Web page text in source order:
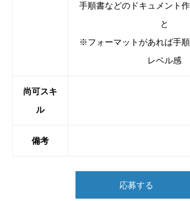
手順書などのドキュメント
と
※フォーマットがあれば手
レベル感
尚可スキ
ル
備考
応募する